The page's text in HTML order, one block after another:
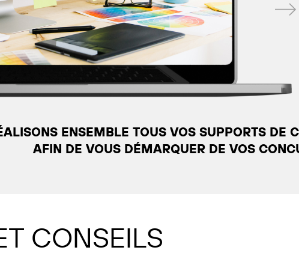
ENSEMBLE TOUS VOS SUPPORTS DE
AFIN DE VOUS DÉMARQUER DE VOS
CONSEILS